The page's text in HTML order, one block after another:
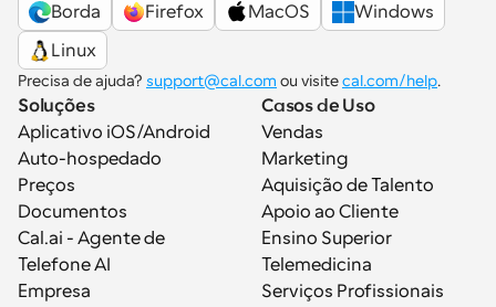
Borda
Firefox MacOS
Windows
Linux
Precisa de ajuda? support@cal.com ou visite cal.com/help.
Soluções
Aplicativo iOS/Android
Auto-hospedado
Preços
Documentos
Cal.ai - Agente de
Telefone AI
Empresa
Casos de Uso
Vendas
Marketing
Aquisição de Talento
Apoio ao Cliente
Ensino Superior
Telemedicina
Serviços Profissionais